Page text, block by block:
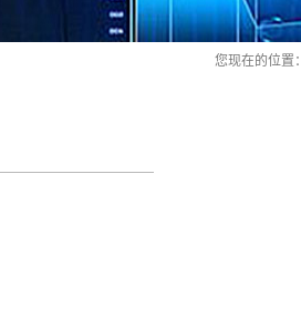
您现在的位置：